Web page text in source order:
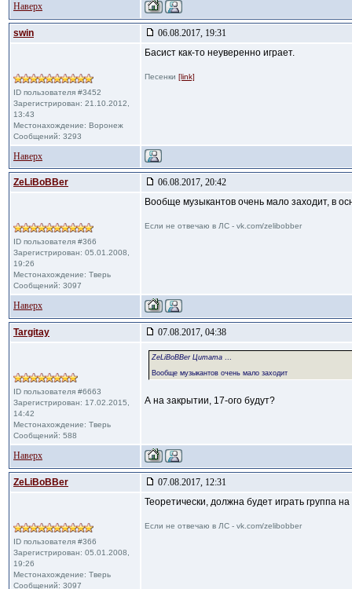
Наверх
swin 06.08.2017, 19:31
ID пользователя #3452
Зарегистрирован: 21.10.2012,
13:43
Местонахождение: Воронеж
Сообщений: 3293
Басист как-то неуверенно играет.
Песенки [link]
Наверх
ZeLiBoBBer 06.08.2017, 20:42
ID пользователя #366
Зарегистрирован: 05.01.2008,
19:26
Местонахождение: Тверь
Сообщений: 3097
Вообще музыкантов очень мало заходит, в
Если не отвечаю в ЛС - vk.com/zelibobber
Наверх
Targitay 07.08.2017, 04:38
ID пользователя #6663
Зарегистрирован: 17.02.2015,
14:42
Местонахождение: Тверь
Сообщений: 588
ZeLiBoBBer Цитата ...
Вообще музыкантов очень мало заходит
А на закрытии, 17-ого будут?
Наверх
ZeLiBoBBer 07.08.2017, 12:31
ID пользователя #366
Зарегистрирован: 05.01.2008,
19:26
Местонахождение: Тверь
Сообщений: 3097
Теоретически, должна будет играть группа
Если не отвечаю в ЛС - vk.com/zelibobber